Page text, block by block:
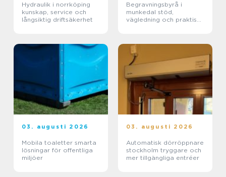
Hydraulik i norrköping
kunskap, service och
långsiktig driftsäkerhet
Begravningsbyrå i
munkedal stöd,
vägledning och praktisk
03. augusti 2026
Mobila toaletter smarta
lösningar för offentliga
miljöer
03. augusti 2026
Automatisk dörröppnare
stockholm tryggare och
mer tillgängliga entréer